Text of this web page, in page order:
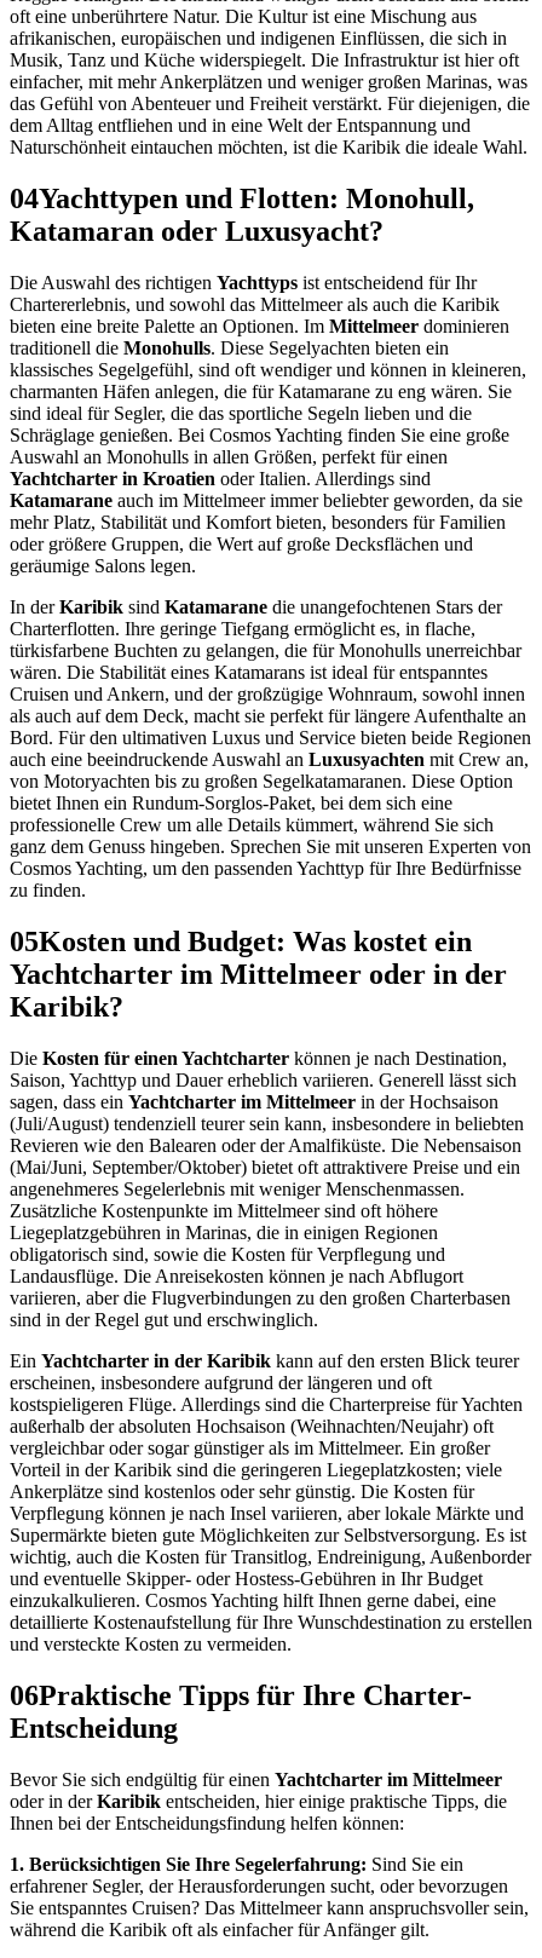
oft eine unberührtere Natur. Die Kultur ist eine Mischung aus
afrikanischen, europäischen und indigenen Einflüssen, die sich in
Musik, Tanz und Küche widerspiegelt. Die Infrastruktur ist hier oft
einfacher, mit mehr Ankerplätzen und weniger großen Marinas, was
das Gefühl von Abenteuer und Freiheit verstärkt. Für diejenigen, die
dem Alltag entfliehen und in eine Welt der Entspannung und
Naturschönheit eintauchen möchten, ist die Karibik die ideale Wahl.
04Yachttypen und Flotten: Monohull,
Katamaran oder Luxusyacht?
Die Auswahl des richtigen Yachttyps ist entscheidend für Ihr
Chartererlebnis, und sowohl das Mittelmeer als auch die Karibik
bieten eine breite Palette an Optionen. Im Mittelmeer dominieren
traditionell die Monohulls. Diese Segelyachten bieten ein
klassisches Segelgefühl, sind oft wendiger und können in kleineren,
charmanten Häfen anlegen, die für Katamarane zu eng wären. Sie
sind ideal für Segler, die das sportliche Segeln lieben und die
Schräglage genießen. Bei Cosmos Yachting finden Sie eine große
Auswahl an Monohulls in allen Größen, perfekt für einen
Yachtcharter in Kroatien oder Italien. Allerdings sind
Katamarane auch im Mittelmeer immer beliebter geworden, da sie
mehr Platz, Stabilität und Komfort bieten, besonders für Familien
oder größere Gruppen, die Wert auf große Decksflächen und
geräumige Salons legen.
In derKaribik sind Katamarane die unangefochtenen Stars der
Charterflotten. Ihre geringe Tiefgang ermöglicht es, in flache,
türkisfarbene Buchten zu gelangen, die für Monohulls unerreichbar
wären. Die Stabilität eines Katamarans ist ideal für entspanntes
Cruisen und Ankern, und der großzügige Wohnraum, sowohl innen
als auch auf dem Deck, macht sie perfekt für längere Aufenthalte an
Bord. Für den ultimativen Luxus und Service bieten beide Regionen
auch eine beeindruckende Auswahl an Luxusyachten mit Crew an,
von Motoryachten bis zu großen Segelkatamaranen. Diese Option
bietet Ihnen ein Rundum-Sorglos-Paket, bei dem sich eine
professionelle Crew um alle Details kümmert, während Sie sich
ganz dem Genuss hingeben. Sprechen Sie mit unseren Experten von
Cosmos Yachting, um den passenden Yachttyp für Ihre Bedürfnisse
zu finden.
05Kosten und Budget: Was kostet ein
Yachtcharter im Mittelmeer oder in der
Karibik?
Die Kosten für einen Yachtcharter können je nach Destination,
Saison, Yachttyp und Dauer erheblich variieren. Generell lässt sich
sagen, dass ein Yachtcharter im Mittelmeer in der Hochsaison
(Juli/August) tendenziell teurer sein kann, insbesondere in beliebten
Revieren wie den Balearen oder der Amalfiküste. Die Nebensaison
(Mai/Juni, September/Oktober) bietet oft attraktivere Preise und ein
angenehmeres Segelerlebnis mit weniger Menschenmassen.
Zusätzliche Kostenpunkte im Mittelmeer sind oft höhere
Liegeplatzgebühren in Marinas, die in einigen Regionen
obligatorisch sind, sowie die Kosten für Verpflegung und
Landausflüge. Die Anreisekosten können je nach Abflugort
variieren, aber die Flugverbindungen zu den großen Charterbasen
sind in der Regel gut und erschwinglich.
Ein Yachtcharter in der Karibik kann auf den ersten Blick teurer
erscheinen, insbesondere aufgrund der längeren und oft
kostspieligeren Flüge. Allerdings sind die Charterpreise für Yachten
außerhalb der absoluten Hochsaison (Weihnachten/Neujahr) oft
vergleichbar oder sogar günstiger als im Mittelmeer. Ein großer
Vorteil in der Karibik sind die geringeren Liegeplatzkosten; viele
Ankerplätze sind kostenlos oder sehr günstig. Die Kosten für
Verpflegung können je nach Insel variieren, aber lokale Märkte und
Supermärkte bieten gute Möglichkeiten zur Selbstversorgung. Es ist
wichtig, auch die Kosten für Transitlog, Endreinigung, Außenborder
und eventuelle Skipper- oder Hostess-Gebühren in Ihr Budget
einzukalkulieren. Cosmos Yachting hilft Ihnen gerne dabei, eine
detaillierte Kostenaufstellung für Ihre Wunschdestination zu erstellen
und versteckte Kosten zu vermeiden.
06Praktische Tipps für Ihre Charter-
Entscheidung
Bevor Sie sich endgültig für einen Yachtcharter im Mittelmeer
oder in derKaribik entscheiden, hier einige praktische Tipps, die
Ihnen bei der Entscheidungsfindung helfen können:
1. Berücksichtigen Sie Ihre Segelerfahrung: Sind Sie ein
erfahrener Segler, der Herausforderungen sucht, oder bevorzugen
Sie entspanntes Cruisen? Das Mittelmeer kann anspruchsvoller sein,
während die Karibik oft als einfacher für Anfänger gilt.